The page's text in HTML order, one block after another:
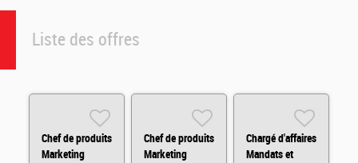
Liste des offres
Chef de produits
Marketing
Chef de produits
Marketing
Chargé d'affaires
Mandats et